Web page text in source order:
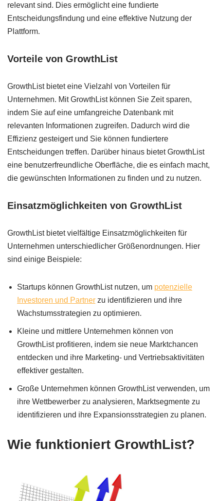
relevant sind. Dies ermöglicht eine fundierte
Entscheidungsfindung und eine effektive Nutzung der
Plattform.
Vorteile von GrowthList
GrowthList bietet eine Vielzahl von Vorteilen für
Unternehmen. Mit GrowthList können Sie Zeit sparen,
indem Sie auf eine umfangreiche Datenbank mit
relevanten Informationen zugreifen. Dadurch wird die
Effizienz gesteigert und Sie können fundiertere
Entscheidungen treffen. Darüber hinaus bietet GrowthList
eine benutzerfreundliche Oberfläche, die es einfach macht,
die gewünschten Informationen zu finden und zu nutzen.
Einsatzmöglichkeiten von GrowthList
GrowthList bietet vielfältige Einsatzmöglichkeiten für
Unternehmen unterschiedlicher Größenordnungen. Hier
sind einige Beispiele:
Startups können GrowthList nutzen, um potenzielle
Investoren und Partner zu identifizieren und ihre
Wachstumsstrategien zu optimieren.
Kleine und mittlere Unternehmen können von
GrowthList profitieren, indem sie neue Marktchancen
entdecken und ihre Marketing- und Vertriebsaktivitäten
effektiver gestalten.
Große Unternehmen können GrowthList verwenden, um
ihre Wettbewerber zu analysieren, Marktsegmente zu
identifizieren und ihre Expansionsstrategien zu planen.
Wie funktioniert GrowthList?